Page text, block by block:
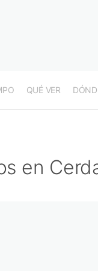
QUÉ VER
en